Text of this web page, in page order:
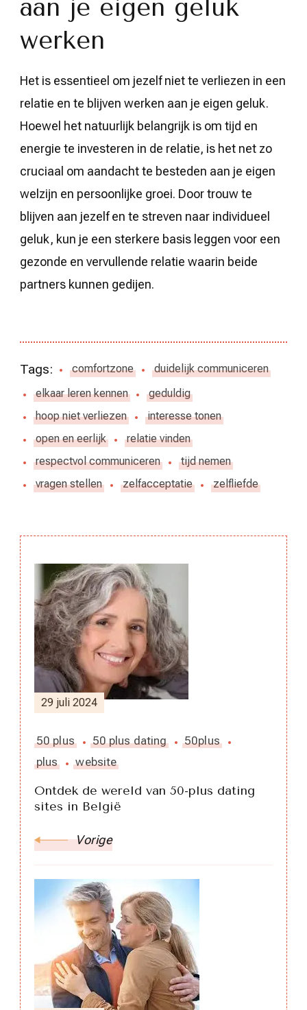
aan je eigen geluk
werken
Het is essentieel om jezelf niet te verliezen in een
relatie en te blijven werken aan je eigen geluk.
Hoewel het natuurlijk belangrijk is om tijd en
energie te investeren in de relatie, is het net zo
cruciaal om aandacht te besteden aan je eigen
welzijn en persoonlijke groei. Door trouw te
blijven aan jezelf en te streven naar individueel
geluk, kun je een sterkere basis leggen voor een
gezonde en vervullende relatie waarin beide
partners kunnen gedijen.
Tags: comfortzone
duidelijk communiceren
elkaar leren kennen
geduldig
hoop niet verliezen
interesse tonen
open en eerlijk
relatie vinden
respectvol communiceren
tijd nemen
vragen stellen
zelfacceptatie zelfliefde
Berichtnavigatie
29 juli 2024
50 plus 50 plus dating
50plus
plus
website
Ontdek de wereld van 50-plus dating
sites in België
Vorige